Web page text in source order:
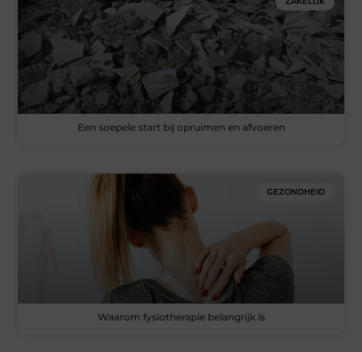
Een soepele start bij opruimen en afvoeren
GEZONDHEID
Waarom fysiotherapie belangrijk is